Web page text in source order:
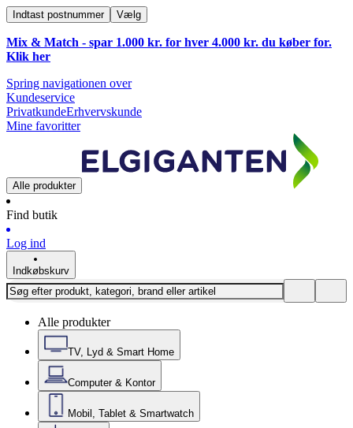
Indtast postnummer Vælg
Mix & Match - spar 1.000 kr. for hver 4.000 kr. du køber for.
Klik her
Spring navigationen over
Kundeservice
PrivatkundeErhvervskunde
Mine favoritter
Alle produkter
Find butik
Log ind
Indkøbskurv
Alle produkter
TV, Lyd & Smart Home
Computer & Kontor
Mobil, Tablet & Smartwatch